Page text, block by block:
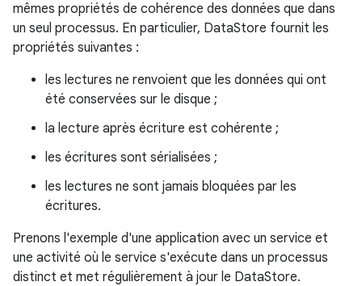
mêmes propriétés de cohérence des données que dans
un seul processus. En particulier, DataStore fournit les
propriétés suivantes :
les lectures ne renvoient que les données qui ont
été conservées sur le disque ;
la lecture après écriture est cohérente ;
les écritures sont sérialisées ;
les lectures ne sont jamais bloquées par les
écritures.
Prenons l'exemple d'une application avec un service et
une activité où le service s'exécute dans un processus
distinct et met régulièrement à jour le DataStore.